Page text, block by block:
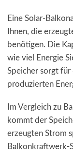
Eine Solar-
Ihnen, die
benötigen. Die
wie viel Energie
Speicher sorgt
produzierten
Im Vergleich zu
kommt der
erzeugten Strom
Balkonkraftwerk-